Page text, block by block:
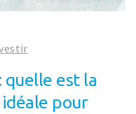
est la
pour